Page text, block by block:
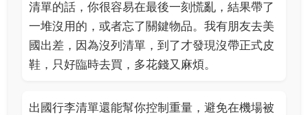
清單的話，你很容易在最後一刻慌亂，結果帶了
一堆沒用的，或者忘了關鍵物品。我有朋友去美
國出差，因為沒列清單，到了才發現沒帶正式皮
鞋，只好臨時去買，多花錢又麻煩。
出國行李清單還能幫你控制重量，避免在機場被